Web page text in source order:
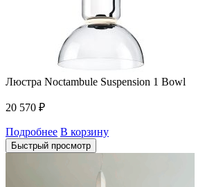
Люстра Noctambule Suspension 1 Bowl
20 570 ₽
Подробнее В корзину
Быстрый просмотр